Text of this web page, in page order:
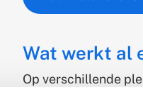
Wat werkt al
Op verschillende